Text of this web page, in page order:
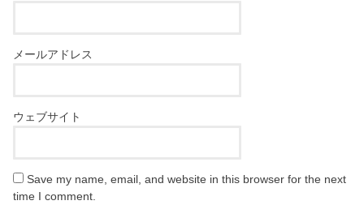
メールアドレス
ウェブサイト
Save my name, email, and website in this browser for the next
time I comment.